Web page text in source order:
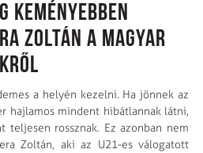
keményebben
Zoltán a magyar
a helyén kezelni. Ha jönnek az
hajlamos mindent hibátlannak látni,
teljesen rossznak. Ez azonban nem
Zoltán, aki az U21-es válogatott